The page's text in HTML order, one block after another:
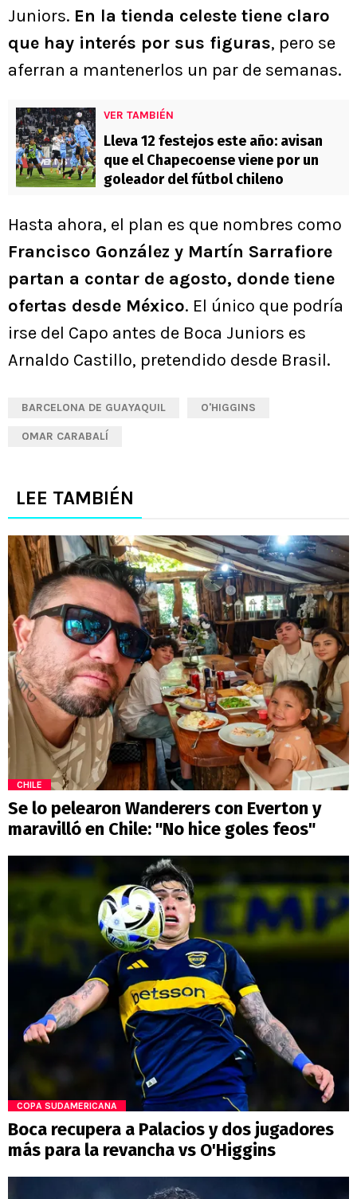
Juniors. En la tienda celeste tiene claro
que hay interés por sus figuras, pero se
aferran a mantenerlos un par de semanas.
VER TAMBIÉN
Lleva 12 festejos este año: avisan
que el Chapecoense viene por un
goleador del fútbol chileno
Hasta ahora, el plan es que nombres como
Francisco González y Martín Sarrafiore
partan a contar de agosto, donde tiene
ofertas desde México. El único que podría
irse del Capo antes de Boca Juniors es
Arnaldo Castillo, pretendido desde Brasil.
BARCELONA DE GUAYAQUIL O'HIGGINS
OMAR CARABALÍ
LEE TAMBIÉN
CHILE
Se lo pelearon Wanderers con Everton y
maravilló en Chile: "No hice goles feos"
COPA SUDAMERICANA
Boca recupera a Palacios y dos jugadores
más para la revancha vs O'Higgins